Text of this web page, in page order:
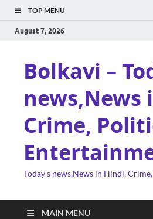
TOP MENU
August 7, 2026
Bolkavi –
news,News
Crime,
Today's news,News in Hindi,
MAIN MENU